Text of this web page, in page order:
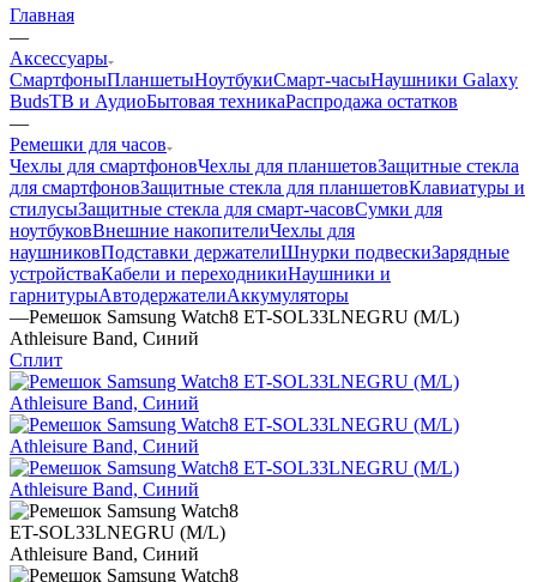
Главная
—
Аксессуары
СмартфоныПланшетыНоутбукиСмарт-часыНаушники Galaxy
BudsТВ и АудиоБытовая техникаРаспродажа остатков
—
Ремешки для часов
Чехлы для смартфоновЧехлы для планшетовЗащитные стекла
для смартфоновЗащитные стекла для планшетовКлавиатуры и
стилусыЗащитные стекла для смарт-часовСумки для
ноутбуковВнешние накопителиЧехлы для
наушниковПодставки держателиШнурки подвескиЗарядные
устройстваКабели и переходникиНаушники и
гарнитурыАвтодержателиАккумуляторы
—Ремешок Samsung Watch8 ET-SOL33LNEGRU (M/L)
Athleisure Band, Синий
Сплит